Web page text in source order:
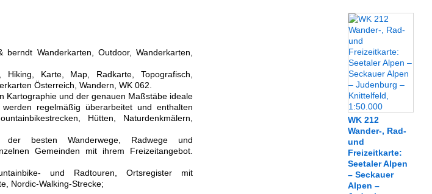
Wanderkarten, Outdoor, Wanderkarten,
Karte, Map, Radkarte, Topografisch,
Österreich, Wandern, WK 062.
Kartographie und der genauen Maßstäbe ideale
regelmäßig überarbeitet und enthalten
Hütten, Naturdenkmälern,
der besten Wanderwege, Radwege und
Gemeinden mit ihrem Freizeitangebot.
und Radtouren, Ortsregister mit
Nordic-Walking-Strecke;
WK 212
Wander-, Rad-
und
Freizeitkarte:
Seetaler Alpen
– Seckauer
Alpen –